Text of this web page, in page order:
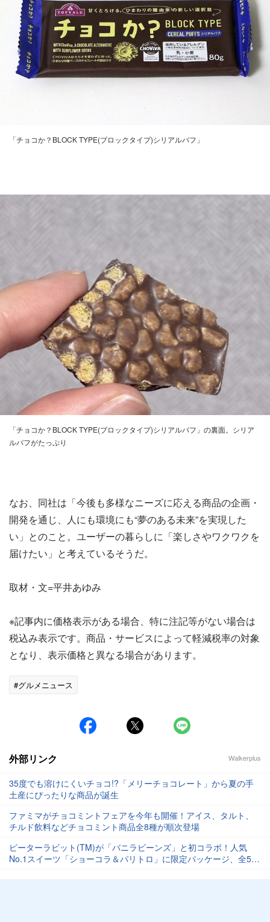
「チョコか？BLOCK TYPE(ブロックタイプ)シリアルパフ」
「チョコか？BLOCK TYPE(ブロックタイプ)シリアルパフ」の裏面。シリア
ルパフがたっぷり
なお、同社は「今後も多様なニーズに応える商品の企画・
開発を通じ、人にも環境にも“夢のある未来”を実現した
い」とのこと。ユーザーの暮らしに「楽しさやワクワクを
届けたい」と考えているそうだ。
取材・文=平井あゆみ
※記事内に価格表示がある場合、特に注記等がない場合は
税込み表示です。商品・サービスによって軽減税率の対象
となり、表示価格と異なる場合があります。
#グルメニュース
外部リンク Walkerplus
35度でも溶けにくいチョコ!?「メリーチョコレート」から夏の手
土産にぴったりな商品が誕生
ファミマがチョコミントフェアを今年も開催！アイス、タルト、
チルド飲料などチョコミント商品全8種が順次登場
ピーターラビット(TM)が「バニラビーンズ」と初コラボ！人気
No.1スイーツ「ショーコラ＆パリトロ」に限定パッケージ、全5種